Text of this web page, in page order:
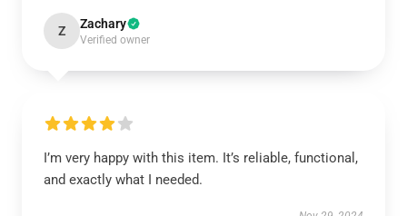
Z Zachary
Verified owner
I’m very happy with this item. It’s reliable, functional,
and exactly what I needed.